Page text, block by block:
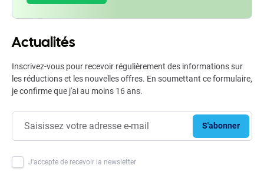
Actualités
Inscrivez-vous pour recevoir régulièrement des informations sur
les réductions et les nouvelles offres. En soumettant ce formulaire,
je confirme que j'ai au moins 16 ans.
S'abonner
J'accepte de recevoir la newsletter